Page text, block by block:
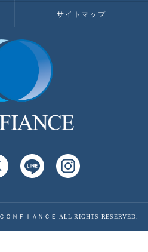
サイトマップ
ＯＮＦＩＡＮＣＥ ALL RIGHTS RESERVED.